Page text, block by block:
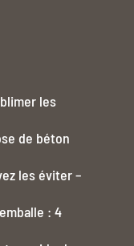
les
de béton
les éviter –
: 4